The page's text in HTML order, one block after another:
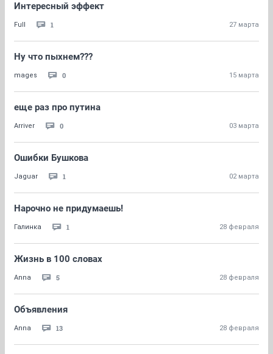
Интересный эффект
Full 1 27 марта
Ну что пыхнем???
mages 0 15 марта
еще раз про путина
Arriver 0 03 марта
Ошибки Бушкова
Jaguar 1 02 марта
Нарочно не придумаешь!
Галинка 1 28 февраля
Жизнь в 100 словах
Anna 5 28 февраля
Объявления
Anna 13 28 февраля